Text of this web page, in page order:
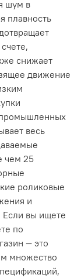
шум в
плавность
снижает
движение
промышленных
весь
чем 25
роликовые
и
вы ищете
по
— это
множество